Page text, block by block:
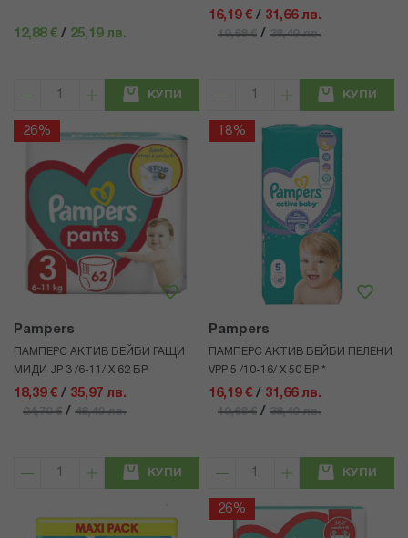
12,88 € / 25,19 лв.
КУПИ
16,19 € / 31,66 лв.
19,68 € / 38,49 лв.
КУПИ
26%
Pampers
ПАМПЕРС АКТИВ БЕЙБИ ГАЩИ
МИДИ JP 3 /6-11/ Х 62 БР
18,39 € / 35,97 лв.
24,79 € / 48,49 лв.
КУПИ
18%
Pampers
ПАМПЕРС АКТИВ БЕЙБИ ПЕЛЕНИ
VPP 5 /10-16/ Х 50 БР *
16,19 € / 31,66 лв.
19,68 € / 38,49 лв.
КУПИ
26%